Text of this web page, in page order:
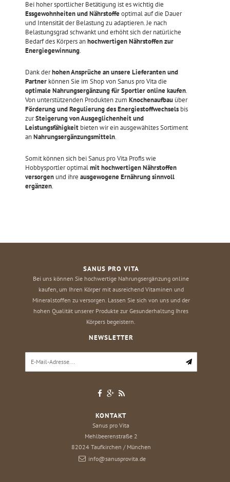
Bei hoher sportlicher Betätigung ist es wichtig die
Essgewohnheiten und Nährstoffeoptimal auf die Dauer
und Intensität der Belastung zu adaptieren. Je nach
Belastungsgrad schwankt und erhöht sich der natürliche
Bedarf des Körpers anhochwertigen Nährstoffen zur
Energiegewinnung.
Dank derhohen Ansprüche an unsere Lieferanten und
Partnerkönnen Sie im Shop von Sanus pro Vita die
optimale Nahrungsergänzung für Sportler online kaufen.
Von unterstützenden Produkten zum Knochenaufbauüber
Förderung und Regulierung des Energiestoffwechselsbis
zurSteigerung von Ausgeglichenheit und
Leistungsfähigkeitbieten wir ein ausgewähltes Sortiment
anNahrungsergänzungsmitteln.
Somit können sich bei Sanus pro Vita Profis wie
Hobbysportler optimalmit hochwertigen Nährstoffen
versorgenund ihre ausgewogene Ernährung sinnvoll
ergänzen.
SANUS PRO VITA
Bei uns können Sie hochwertige Nahrungsergänzung online
kaufen, um Ihren Körper mit ausreichend Vitaminen und
Mineralstoffen zu versorgen. Lassen Sie sich von uns und der
hohen Qualität unserer Produkte zur Gesunderhaltung Ihres
Körpers begeistern.
NEWSLETTER
KONTAKT
Sanus pro Vita
Mehlbeerenstraße 2
82024 Taufkirchen / München
info@sanusprovita.de